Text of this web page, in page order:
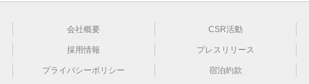
会社概要 CSR活動
採用情報 プレスリリース
プライバシーポリシー 宿泊約款